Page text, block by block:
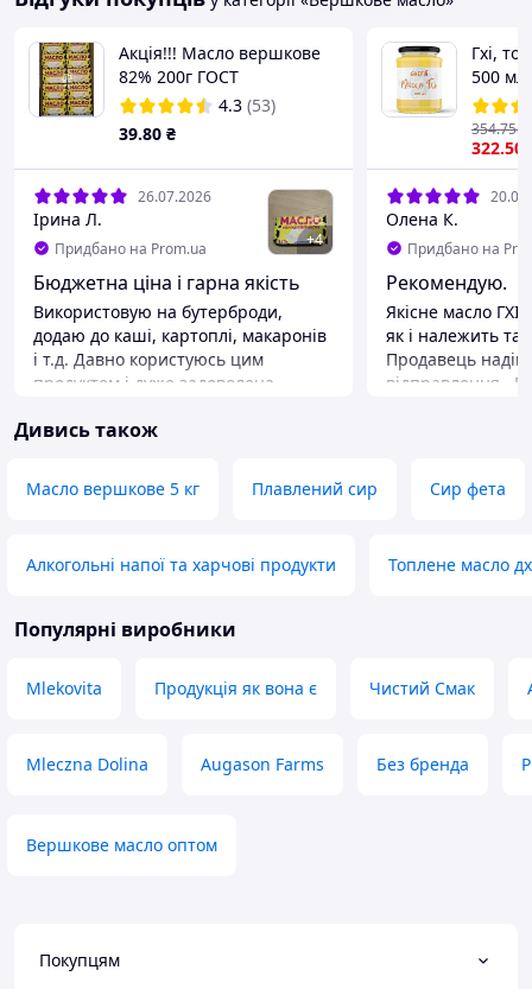
Акція!!! Масло вершкове
82% 200г ГОСТ
4.3 (53)
39.80 ₴
26.07.2026
Ірина Л.
Придбано на Prom.ua +4
Бюджетна ціна і гарна якість
Використовую на бутерброди,
додаю до каші, картоплі, макаронів
і т.д. Давно користуюсь цим
продуктом і дуже задоволена.
Ціна, якість, укр.виробник
Нема
Гхі,
500 мл
322.50
354.75
Олена К.
Придбано на
Рекомендую.
Якісне масло
як і належить
Продавець
відправлення .
був у
Дивись також
Масло вершкове 5 кг Плавлений сир Сир фета
Алкогольні напої та харчові продукти Топлене масло
Популярні виробники
Mlekovita Продукція як вона є Чистий Смак
Mleczna Dolina Augason Farms Без бренда
Вершкове масло оптом
Покупцям